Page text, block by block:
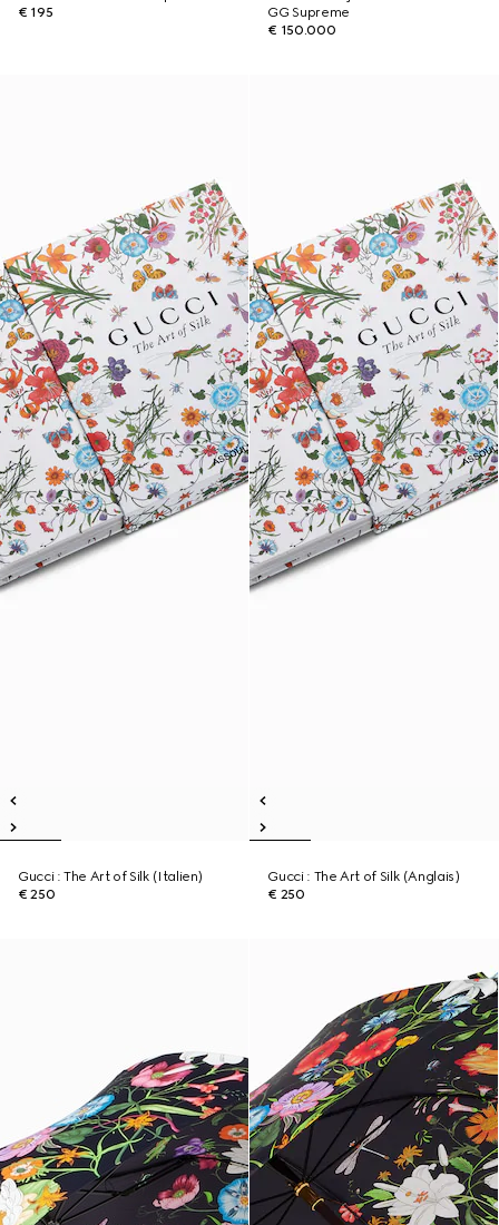
€ 195
GG Supreme
€ 150.000
Gucci : The Art of Silk (Italien)
€ 250
Gucci : The Art of Silk (Anglais)
€ 250